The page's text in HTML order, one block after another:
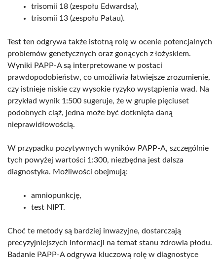
trisomii 18 (zespołu Edwardsa),
trisomii 13 (zespołu Patau).
Test ten odgrywa także istotną rolę w ocenie potencjalnych
problemów genetycznych oraz gonących z łożyskiem.
Wyniki PAPP-A są interpretowane w postaci
prawdopodobieństw, co umożliwia łatwiejsze zrozumienie,
czy istnieje niskie czy wysokie ryzyko wystąpienia wad. Na
przykład wynik 1:500 sugeruje, że w grupie pięciuset
podobnych ciąż, jedna może być dotknięta daną
nieprawidłowością.
W przypadku pozytywnych wyników PAPP-A, szczególnie
tych powyżej wartości 1:300, niezbędna jest dalsza
diagnostyka. Możliwości obejmują:
amniopunkcję,
test NIPT.
Choć te metody są bardziej inwazyjne, dostarczają
precyzyjniejszych informacji na temat stanu zdrowia płodu.
Badanie PAPP-A odgrywa kluczową rolę w diagnostyce